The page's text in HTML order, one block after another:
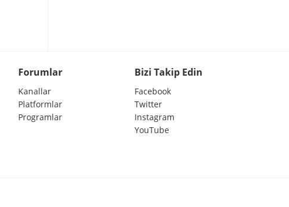
Forumlar
Kanallar
Platformlar
Programlar
Bizi Takip Edin
Facebook
Twitter
Instagram
YouTube